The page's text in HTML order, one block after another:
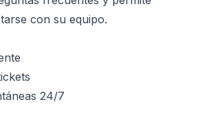
con su equipo.
24/7